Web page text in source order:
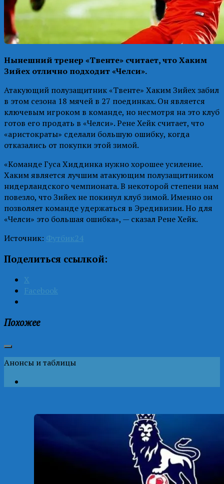
Нынешний тренер «Твенте» считает, что Хаким
Зийех отлично подходит «Челси».
Атакующий полузащитник «Твенте» Хаким Зийех забил
в этом сезона 18 мячей в 27 поединках. Он является
ключевым игроком в команде, но несмотря на это клуб
готов его продать в «Челси». Рене Хейк считает, что
«аристократы» сделали большую ошибку, когда
отказались от покупки этой зимой.
«Команде Гуса Хиддинка нужно хорошее усиление.
Хаким является лучшим атакующим полузащитником
нидерландского чемпионата. В некоторой степени нам
повезло, что Зийех не покинул клуб зимой. Именно он
позволяет команде удержаться в Эредивизии. Но для
«Челси» это большая ошибка», — сказал Рене Хейк.
Источник: Футбик24
Поделиться ссылкой:
X
Facebook
Похожее
Анонсы и таблицы